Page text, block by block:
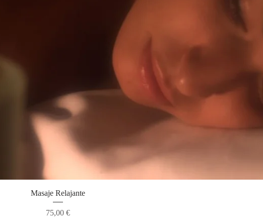
Masaje Relajante
Precio
75,00 €